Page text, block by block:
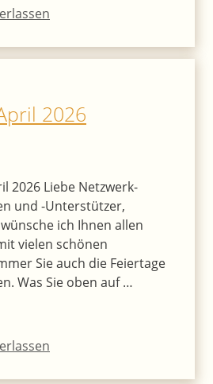
2026
2026 Liebe Netzwerk-
und -Unterstützer,
ich Ihnen allen
vielen schönen
Sie auch die Feiertage
Was Sie oben auf …